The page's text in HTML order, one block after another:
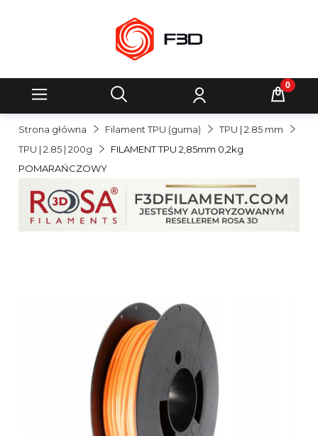
Strona główna Filament TPU (guma)
TPU | 2.85 mm
TPU | 2.85 | 200g
FILAMENT TPU 2,85mm 0,2kg
POMARAŃCZOWY